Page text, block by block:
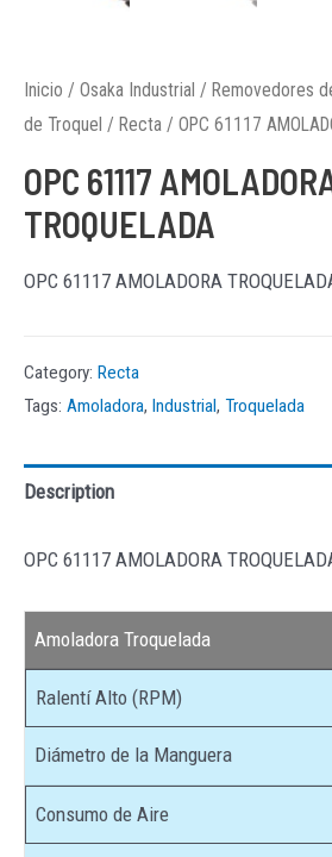
Inicio / Osaka Industrial / Removedores
de Troquel / Recta / OPC 61117
OPC 61117
TROQUELADA
OPC 61117 AMOLADORA
Category: Recta
Tags: Amoladora, Industrial, Troquelada
Description
OPC 61117 AMOLADORA
Amoladora Troquelada
Ralentí Alto (RPM)
Diámetro de la Manguera
Consumo de Aire